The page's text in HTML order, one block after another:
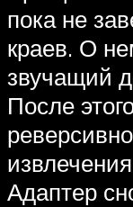
пока не
краев. О
звучащий
После
Адаптер